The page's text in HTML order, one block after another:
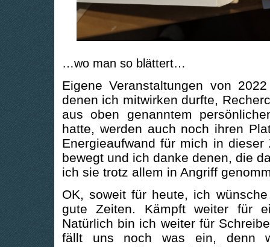
…wo man so blättert…
Eigene Veranstaltungen von
denen ich mitwirken durfte,
aus oben genanntem
hatte, werden auch noch ihren
Energieaufwand für mich in
bewegt und ich danke denen, die
ich sie trotz allem in Angriff
OK, soweit für heute, ich
gute Zeiten. Kämpft weiter für
Natürlich bin ich weiter für
fällt uns noch was ein, denn